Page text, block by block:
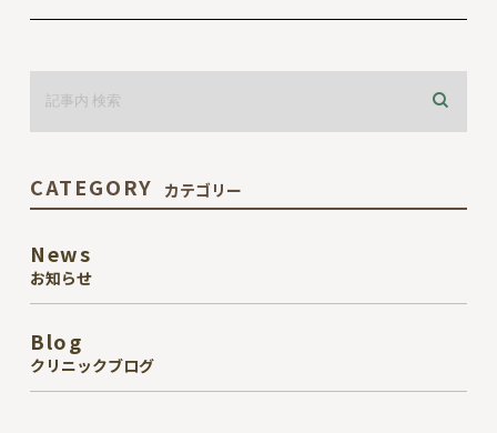
CATEGORY カテゴリー
News
お知らせ
Blog
クリニックブログ